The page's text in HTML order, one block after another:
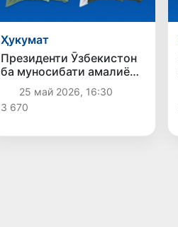
Ҳукумат
Президенти Ӯзбекистон
ба муносибати амалиёти
террористӣ дар Кветта
ҳамдардӣ ирсол кард
25 май 2026, 16:30
3 670